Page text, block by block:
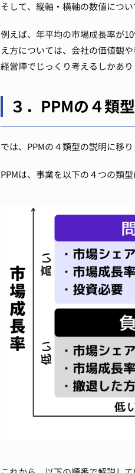
そして、縦軸・横軸の数値につ
例えば、年平均の市場成長率が
え方については、会社の価値観
経営陣でじっくり考えるしかあり
３．PPMの４類型
では、PPMの４類型の説明に移り
PPMは、事業を以下の４つの類型